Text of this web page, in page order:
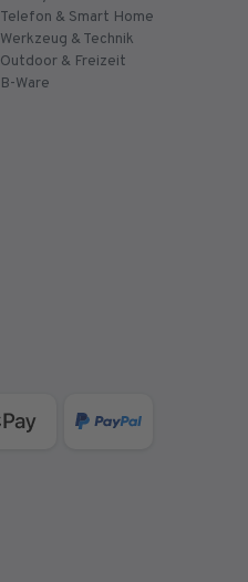
Telefon & Smart Home
Werkzeug & Technik
Outdoor & Freizeit
B-Ware